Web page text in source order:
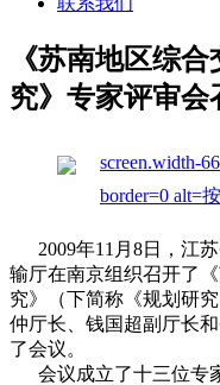
《苏南地区综
究》专家评审会
screen.width-
border=0 alt=
2009年11月8日，江苏
输厅在南京组织召开了
究》（下简称《规划研
仲厅长、钱国超副厅长
了会议。
会议成立了十三位专